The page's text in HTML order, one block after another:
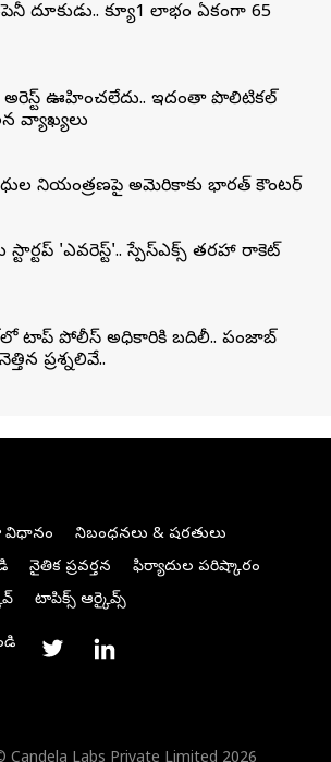
దూకుడు.. క్యూ1 లాభం ఏకంగా 65
ఊహించలేదు.. ఇదంతా పొలిటికల్
వ్యాఖ్యలు
నియంత్రణపై అమెరికాకు భారత్‌ కౌంటర్
స్టార్టప్‌ 'ఎవరెస్ట్'.. స్పేస్‌ఎక్స్ తరహా రాకెట్‌
టాప్ పోలీస్ అధికారికి బదిలీ.. పంజాబ్
ప్రశ్నలివే..
విధానం
నిబంధనలు & షరతులు
నైతిక ప్రవర్తన
ఫిర్యాదుల పరిష్కారం
టాపిక్స్ ఆర్కైవ్స్